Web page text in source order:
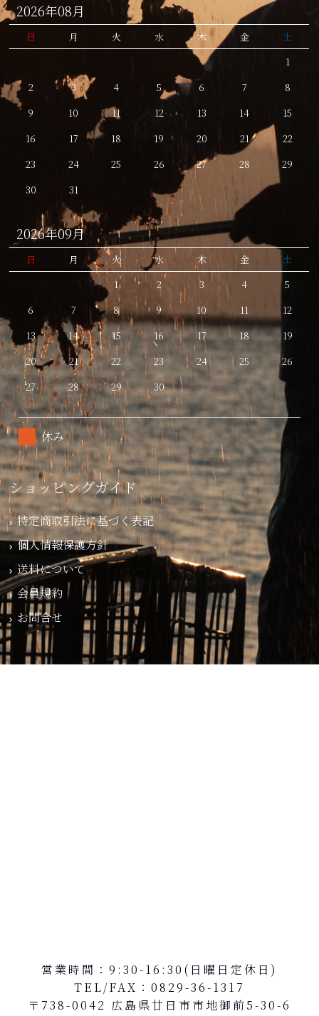
2026年08月
日 月 火 水 木 金
土
1
2
3 4 5 6 7
8
9
10 11 12 13 14
15
16
17 18 19 20 21
22
23
24 25 26 27 28
29
30
31
2026年09月
日 月 火 水 木 金
土
1
2 3 4
5
6
7 8 9 10 11
12
13
14 15 16 17 18
19
20
21 22 23 24 25
26
27
28 29 30
休み
ショッピングガイド
特定商取引法に基づく表記
個人情報保護方針
送料について
会員規約
お問合せ
営業時間：9:30-16:30(日曜日定休日)
TEL/FAX ：0829-36-1317
〒738-0042 広島県廿日市市地御前5-30-6